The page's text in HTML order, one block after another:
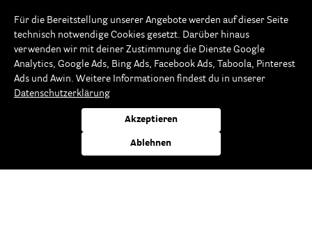
...und 5-Euro Einkaufsgutschein sichern!*
Für die Bereitstellung unserer Angebote werden auf dieser Seite
technisch notwendige Cookies gesetzt. Darüber hinaus
verwenden wir mit deiner Zustimmung die Dienste Google
Analytics, Google Ads, Bing Ads, Facebook Ads, Taboola, Pinterest
Ads und Awin. Weitere Informationen findest du in unserer
Datenschutzerklärung
Akzeptieren
Ablehnen